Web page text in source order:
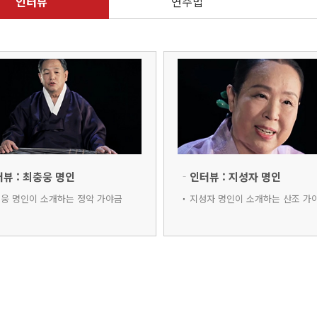
뷰 : 최충웅 명인
명인이 소개하는 정악 가야금
인터뷰 : 지성자 명인
지성자 명인이 소개하는 산조 가